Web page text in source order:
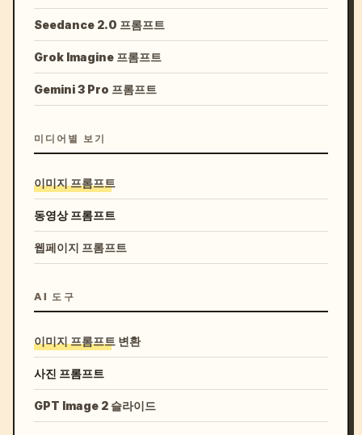
Seedance 2.0 프롬프트
Grok Imagine 프롬프트
Gemini 3 Pro 프롬프트
미디어별 보기
이미지 프롬프트
동영상 프롬프트
웹페이지 프롬프트
AI 도구
이미지 프롬프트 변환
사진 프롬프트
GPT Image 2 슬라이드